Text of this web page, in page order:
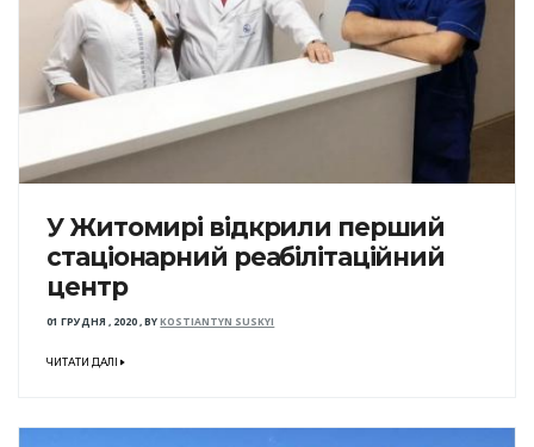
У Житомирі відкрили перший
стаціонарний реабілітаційний
центр
01 ГРУДНЯ , 2020,BYKOSTIANTYN SUSKYI
ЧИТАТИ ДАЛІ